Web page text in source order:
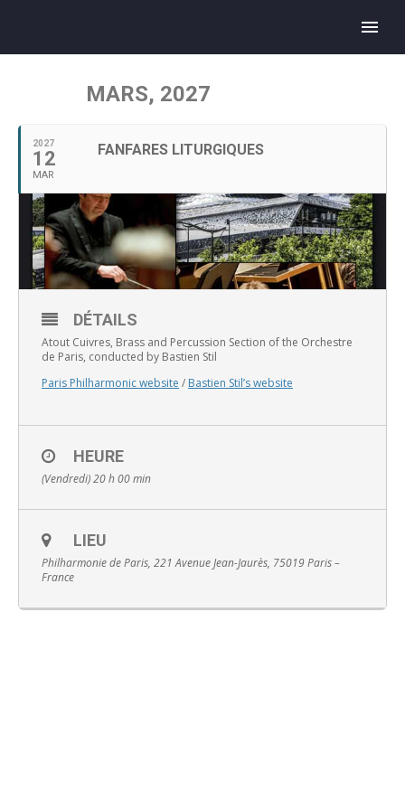
MARS, 2027
2027
12
MAR
FANFARES LITURGIQUES
DÉTAILS
Atout Cuivres, Brass and Percussion Section of the Orchestre
de Paris, conducted by Bastien Stil
Paris Philharmonic website / Bastien Stil’s website
HEURE
(Vendredi) 20 h 00 min
LIEU
Philharmonie de Paris, 221 Avenue Jean-Jaurès, 75019 Paris –
France